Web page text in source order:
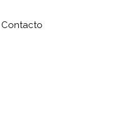
Contacto